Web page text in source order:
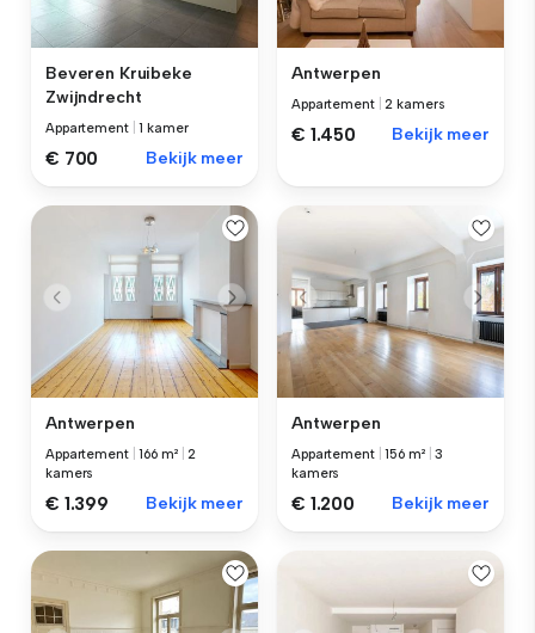
Beveren Kruibeke
Zwijndrecht
Appartement |1 kamer
€ 700 Bekijk meer
Antwerpen
Appartement |2 kamers
€ 1.450 Bekijk meer
Antwerpen
Appartement |166 m² |2
kamers
€ 1.399 Bekijk meer
Antwerpen
Appartement |156 m² |3
kamers
€ 1.200 Bekijk meer